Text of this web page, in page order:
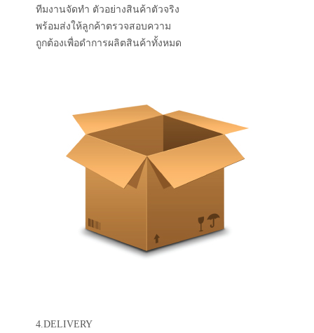
ทีมงานจัดทำ ตัวอย่างสินค้าตัวจริง
พร้อมส่งให้ลูกค้าตรวจสอบความ
ถูกต้องเพื่อดำการผลิตสินค้าทั้งหมด
4.DELIVERY